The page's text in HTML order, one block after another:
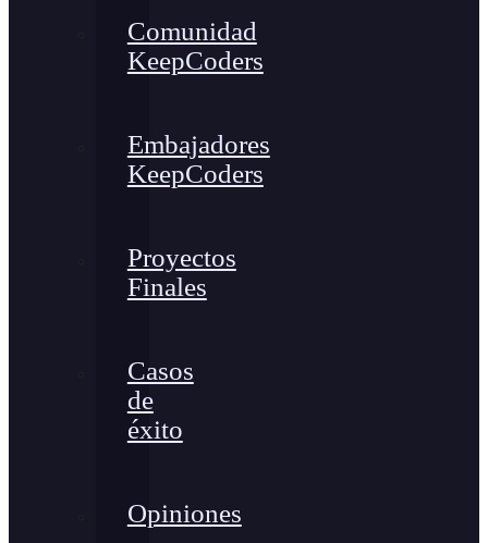
Comunidad
KeepCoders
Embajadores
KeepCoders
Proyectos
Finales
Casos
de
éxito
Opiniones